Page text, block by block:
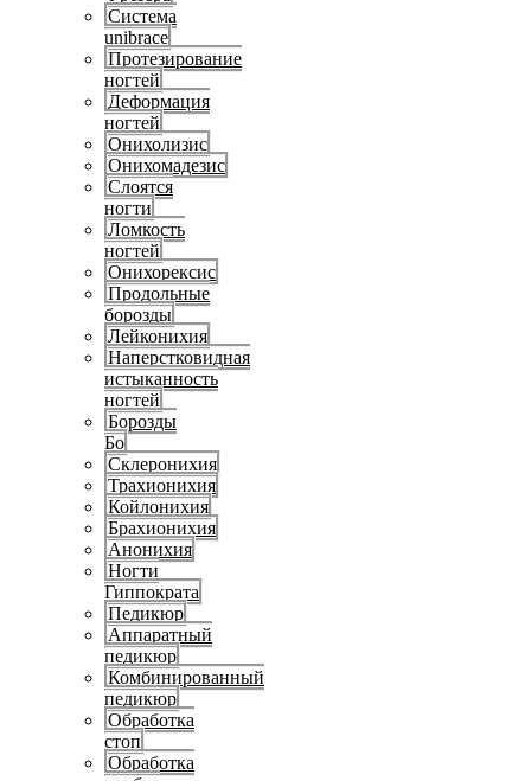
Система
unibrace
Протезирование
ногтей
Деформация
ногтей
Онихолизис
Онихомадезис
Слоятся
ногти
Ломкость
ногтей
Онихорексис
Продольные
борозды
Лейконихия
Наперстковидная
истыканность
ногтей
Борозды
Бо
Склеронихия
Трахионихия
Койлонихия
Брахионихия
Анонихия
Ногти
Гиппократа
Педикюр
Аппаратный
педикюр
Комбинированный
педикюр
Обработка
стоп
Обработка